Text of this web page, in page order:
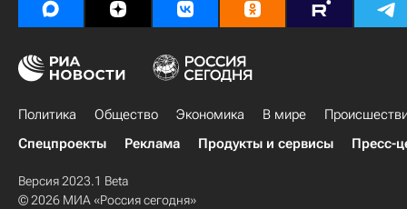
Политика Общество Экономика В мире
Спецпроекты
Реклама Продукты и сервисы Пресс-
Версия 2023.1 Beta
© 2026 МИА «Россия сегодня»